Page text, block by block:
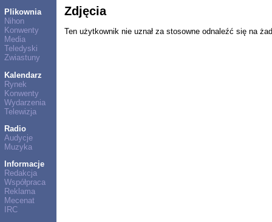
Plikownia
Nihon
Konwenty
Media
Teledyski
Zwiastuny
Kalendarz
Rynek
Konwenty
Wydarzenia
Telewizja
Radio
Audycje
Muzyka
Informacje
Redakcja
Współpraca
Reklama
Mecenat
IRC
Zdjęcia
Ten użytkownik nie uznał za stosowne odnaleźć się na